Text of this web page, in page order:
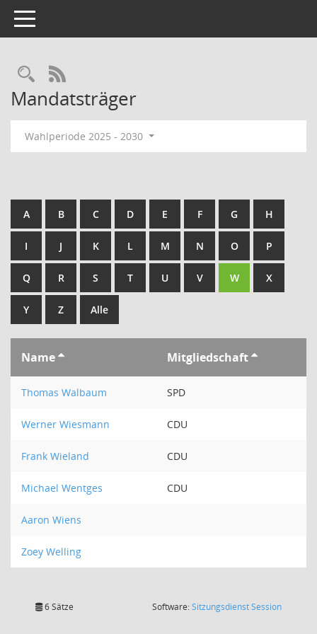
Toggle navigation
Rechercheauswahl
RSS-Feed
Mandatsträger
Wahlperiode 2025 - 2030
A B C D E F G H
I J K L M N O P
Q R S T U V W X
Y Z Alle
Name Mitgliedschaft
Thomas Walbaum SPD
Werner Wiesmann CDU
Frank Wieland CDU
Michael Wentges CDU
Aaron Wiens
Zoey Welling
6 Sätze Software:SitzungsdienstSession(Wird in